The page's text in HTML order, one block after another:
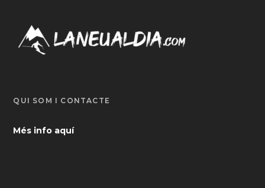
QUI SOM I CONTACTE
Més info aquí